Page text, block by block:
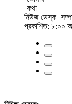
নিউজ ডেস্ক
প্রকাশিত: ৮:০০